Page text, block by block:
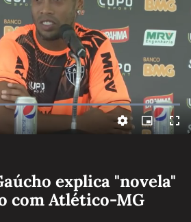
explica "novela"
com Atlético-MG